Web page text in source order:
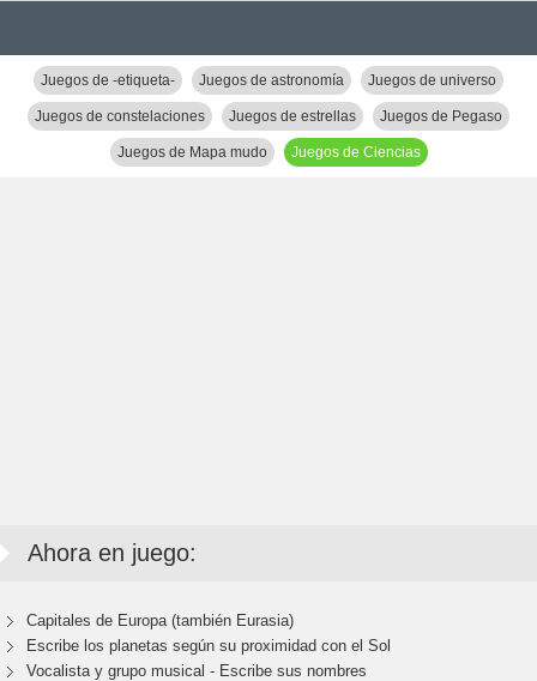
Juegos de -etiqueta- Juegos de astronomía Juegos de universo
Juegos de constelaciones Juegos de estrellas Juegos de Pegaso
Juegos de Mapa mudo Juegos de Ciencias
Ahora en juego:
Capitales de Europa (también Eurasia)
Escribe los planetas según su proximidad con el Sol
Vocalista y grupo musical - Escribe sus nombres